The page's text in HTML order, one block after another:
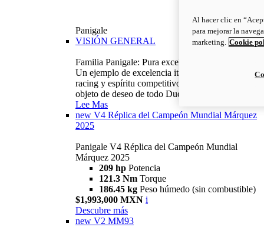
Panigale
VISIÓN GENERAL
Familia Panigale: Pura excelencia italiana.
Un ejemplo de excelencia italiana, con ADN
racing y espíritu competitivo: la Panigale es el
objeto de deseo de todo Ducatista.
Lee Mas
new V4 Réplica del Campeón Mundial Márquez
2025
Panigale V4 Réplica del Campeón Mundial
Márquez 2025
209 hp Potencia
121.3 Nm Torque
186.45 kg Peso húmedo (sin combustible)
$1,993,000 MXN i
Descubre más
new V2 MM93
Al hacer clic en
para mejorar la
marketing. Cookie